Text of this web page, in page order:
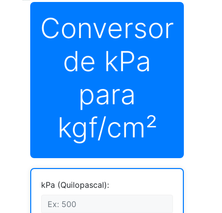
Conversor
de kPa
para
kgf/cm²
kPa (Quilopascal):